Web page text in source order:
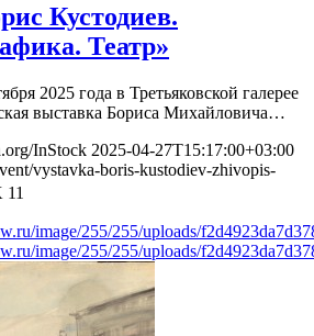
Кустодиев.
Театр»
2025 года в Третьяковской галерее
выставка Бориса Михайловича…
InStock 2025-04-27T15:17:00+03:00
vystavka-boris-kustodiev-zhivopis-
11
image/255/255/uploads/
image/255/255/uploads/